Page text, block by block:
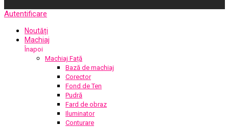
Autentificare
Noutăți
Machiaj
Înapoi
Machiaj Față
Bază de machiaj
Corector
Fond de Ten
Pudră
Fard de obraz
Iluminator
Conturare